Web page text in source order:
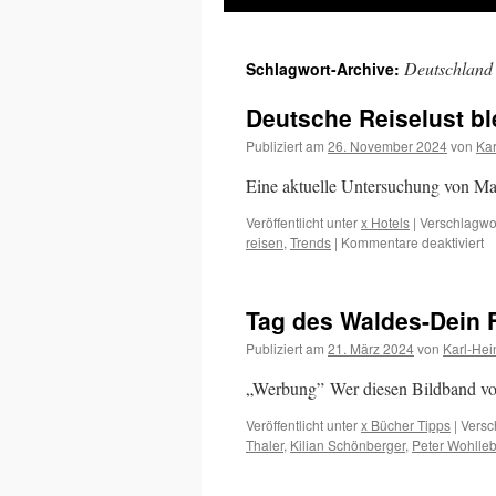
springen
Schlagwort-Archive: Deutschland
Deutsche Reiselust
Publiziert am 26. November 2024von
Eine aktuelle Untersuchung von
Veröffentlicht unterx Hotels |
reisen, Trends | Kommentare deaktiviertfür
Tag des Waldes-Dein
Publiziert am 21. März 2024von Karl-
„Werbung” Wer diesen Bildband
Veröffentlicht unterx Bücher Tipps |
Thaler, Kilian Schönberger, Peter